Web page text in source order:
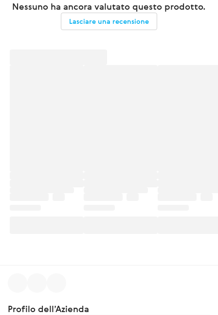
Nessuno ha ancora valutato questo prodotto.
Lasciare una recensione
Profilo dell’Azienda